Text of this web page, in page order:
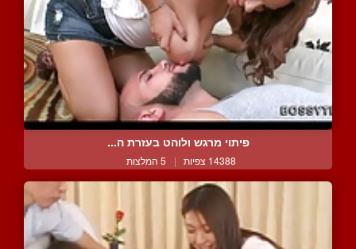
פיתוי מרגש ולוהט בעזרת ה...
14388 צפיות | 5 המלצות